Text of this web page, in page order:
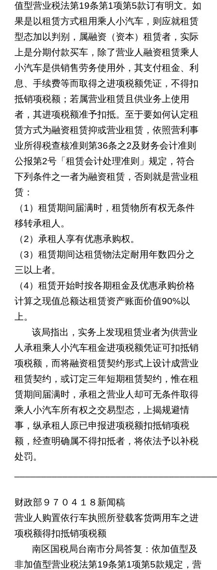
值型营业税法第19条第1项第5款订有明文。如
果是以租赁方式租用乘人小汽车，则应就租赁
型态加以判别，属融资（资本）租赁者，实际
上是分期付款买车，除了营业人融资租赁乘人
小汽车是供销售劳务使用外，其支付租金、利
息、手续费等而取得之进项税额凭证，不得扣
抵销项税额；若属营业租赁且供业务上使用
者，其进项税额准予扣抵。至于要如何认定租
赁方式为融资租赁抑或营业租赁，依照营利事
业所得税查核准则第36条之2及财务会计准则
公报第2号「租赁会计处理准则」规定，符合
下列条件之一者为融资租赁，否则就是营业租
赁：
（1）租赁期间届满时，租赁物所有权无条件
移转承租人。
（2）承租人享有优惠承购权。
（3）租赁期间达租赁物法定耐用年数四分之
三以上者。
（4）租赁开始时按各期租金及优惠承购价格
计算之现值总额达租赁资产账面价值90%以
上。
该局指出，实务上发现租赁业者为供营业
人承租乘人小汽车租金进项税额凭证可扣抵销
项税额，而将融资租赁契约形式上设计成营业
租赁契约，或订定三年短期租赁契约，惟在租
赁期间届满时，承租之营业人却可无条件取得
乘人小汽车所有权之交易型态，上揭规避情
事，纵承租人原已申报进项税额扣抵销项税
额，经查明确属不得扣抵者，将依法予以补税
处罚。
财政部９７０４１８新闻稿
营业人购置依行车执照所登载客货两用车之进
项税额得扣抵销项税额
南区国税局台南市分局答复：依加值型及
非加值型营业税法第19条第1项第5款规定，营